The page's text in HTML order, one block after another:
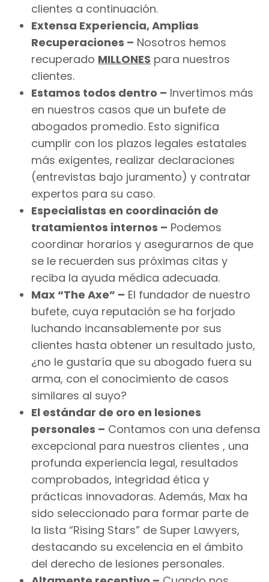
clientes a continuación.
Extensa Experiencia, Amplias
Recuperaciones – Nosotros hemos
recuperado MILLONES para nuestros
clientes.
Estamos todos dentro – Invertimos más
en nuestros casos que un bufete de
abogados promedio. Esto significa
cumplir con los plazos legales estatales
más exigentes, realizar declaraciones
(entrevistas bajo juramento) y contratar
expertos para su caso.
Especialistas en coordinación de
tratamientos internos – Podemos
coordinar horarios y asegurarnos de que
se le recuerden sus próximas citas y
reciba la ayuda médica adecuada.
Max “The Axe” – El fundador de nuestro
bufete, cuya reputación se ha forjado
luchando incansablemente por sus
clientes hasta obtener un resultado justo,
¿no le gustaría que su abogado fuera su
arma, con el conocimiento de casos
similares al suyo?
El estándar de oro en lesiones
personales – Contamos con una defensa
excepcional para nuestros clientes , una
profunda experiencia legal, resultados
comprobados, integridad ética y
prácticas innovadoras. Además, Max ha
sido seleccionado para formar parte de
la lista “Rising Stars” de Super Lawyers,
destacando su excelencia en el ámbito
del derecho de lesiones personales.